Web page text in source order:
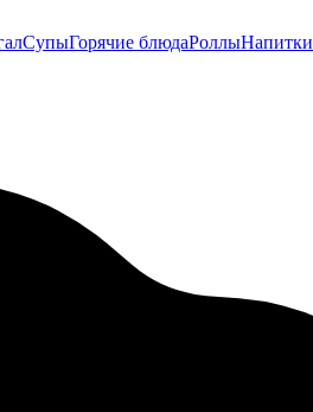
СупыГорячие блюдаРоллыНапитки